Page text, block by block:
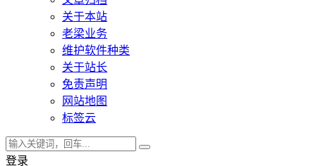
关于本站
老梁业务
维护软件种类
关于站长
免责声明
网站地图
标签云
登录